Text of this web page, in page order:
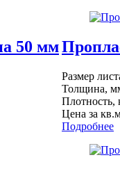
50 мм
Размер
Толщина,
Плотность,
Цена за
Подробнее